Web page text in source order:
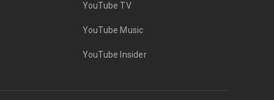
YouTube TV
YouTube Music
YouTube Insider